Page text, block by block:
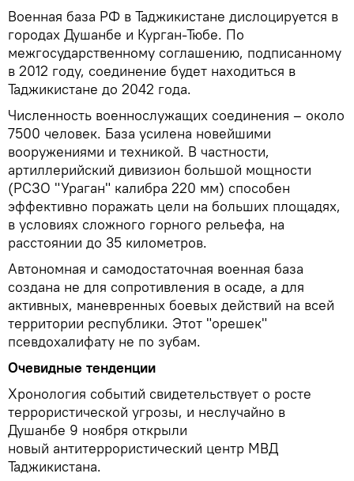
Военная база РФ в Таджикистане дислоцируется в
городах Душанбе и Курган-Тюбе. По
межгосударственному соглашению, подписанному
в 2012 году, соединение будет находиться в
Таджикистане до 2042 года.
Численность военнослужащих соединения – около
7500 человек. База усилена новейшими
вооружениями и техникой. В частности,
артиллерийский дивизион большой мощности
(РСЗО "Ураган" калибра 220 мм) способен
эффективно поражать цели на больших площадях,
в условиях сложного горного рельефа, на
расстоянии до 35 километров.
Автономная и самодостаточная военная база
создана не для сопротивления в осаде, а для
активных, маневренных боевых действий на всей
территории республики. Этот "орешек"
псевдохалифату не по зубам.
Очевидные тенденции
Хронология событий свидетельствует о росте
террористической угрозы, и неслучайно в
Душанбе 9 ноября открыли
новый антитеррористический центр МВД
Таджикистана.